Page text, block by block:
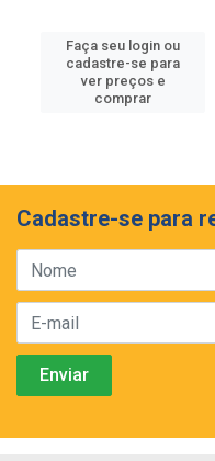
Faça seu login ou
cadastre-se para
ver preços e
comprar
Cadastre-se para